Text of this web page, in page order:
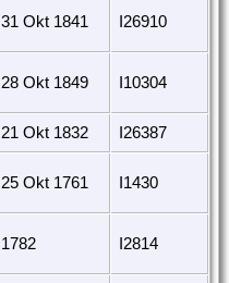
31 Okt 1841 I26910
28 Okt 1849 I10304
21 Okt 1832 I26387
25 Okt 1761 I1430
1782 I2814